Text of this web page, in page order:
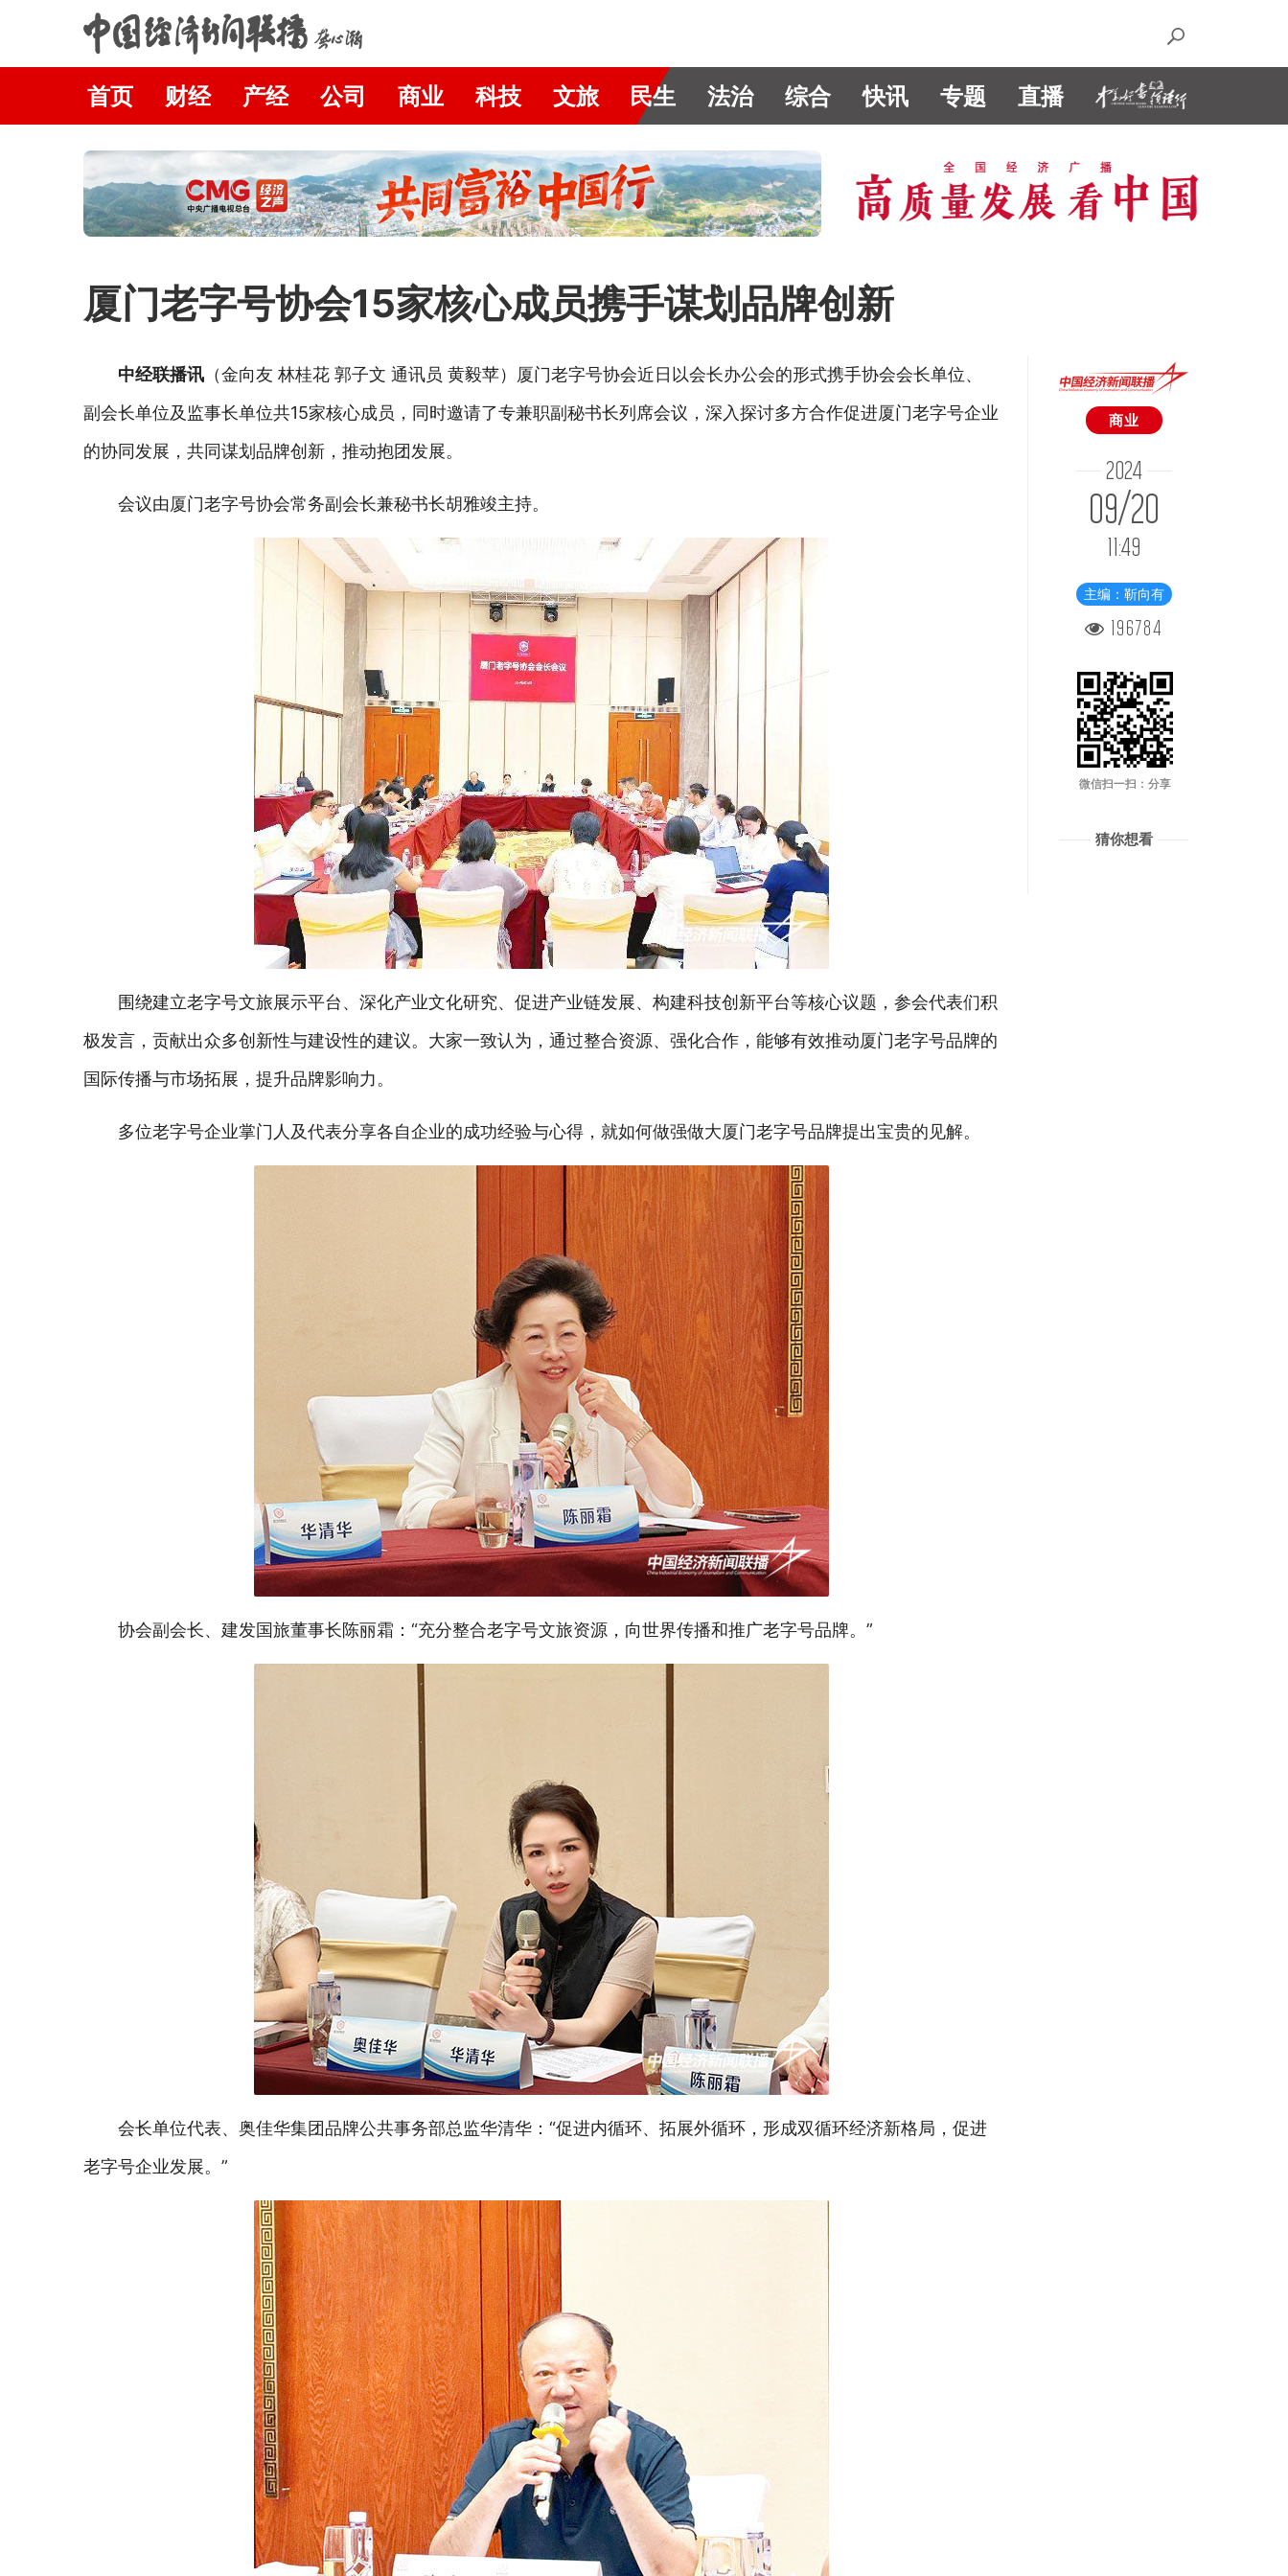
首页 财经 产经 公司 商业 科技 文旅 民生 法治 综合 快讯 专题 直播
厦门老字号协会15家核心成员携手谋划品牌创新
中经联播讯 （金向友 林桂花 郭子文 通讯员 黄毅苹）厦门老字号协会近日以会长办公会的形式携手协会会长单位、
副会长单位及监事长单位共15家核心成员，同时邀请了专兼职副秘书长列席会议，深入探讨多方合作促进厦门老字号企业
的协同发展，共同谋划品牌创新，推动抱团发展。
会议由厦门老字号协会常务副会长兼秘书长胡雅竣主持。
围绕建立老字号文旅展示平台、深化产业文化研究、促进产业链发展、构建科技创新平台等核心议题，参会代表们积
极发言，贡献出众多创新性与建设性的建议。大家一致认为，通过整合资源、强化合作，能够有效推动厦门老字号品牌的
国际传播与市场拓展，提升品牌影响力。
多位老字号企业掌门人及代表分享各自企业的成功经验与心得，就如何做强做大厦门老字号品牌提出宝贵的见解。
协会副会长、建发国旅董事长陈丽霜：“充分整合老字号文旅资源，向世界传播和推广老字号品牌。”
会长单位代表、奥佳华集团品牌公共事务部总监华清华：“促进内循环、拓展外循环，形成双循环经济新格局，促进
老字号企业发展。”
商业
2024
09/20
11:49
主编：靳向有
196784
微信扫一扫：分享
猜你想看